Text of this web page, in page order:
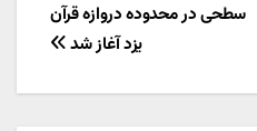
سطحی در محدوده دروازه قرآن
یزد آغاز شد